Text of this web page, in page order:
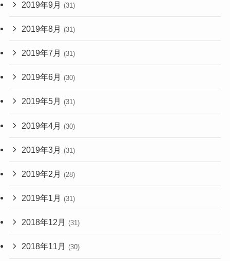
2019年9月 (31)
2019年8月 (31)
2019年7月 (31)
2019年6月 (30)
2019年5月 (31)
2019年4月 (30)
2019年3月 (31)
2019年2月 (28)
2019年1月 (31)
2018年12月 (31)
2018年11月 (30)